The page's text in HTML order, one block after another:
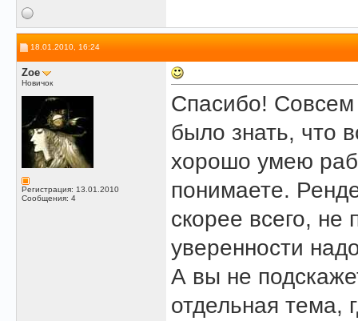
18.01.2010, 16:24
Zoe
Новичок
Регистрация: 13.01.2010
Сообщения: 4
Спасибо! Совсем
было знать, что
хорошо умею
понимаете.
скорее всего, не
уверенности
А вы не
отдельная тема,